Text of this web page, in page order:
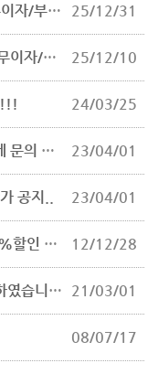
2026년 1월 카드사별 무이자/부분무이자 행사 안내드립니다. 25/12/31
2025년 12월 카드사별 무이자/부분무이자 행사 안내드립니다. 25/12/10
24/03/25
카톡이나 문자로도 편하게 문의 하세요~~ 23/04/01
공지.. 23/04/01
홈페이지 새단장기념 10%할인 행사 12/12/28
(공지)번역 단가를 인하 하였습니다. 21/03/01
08/07/17